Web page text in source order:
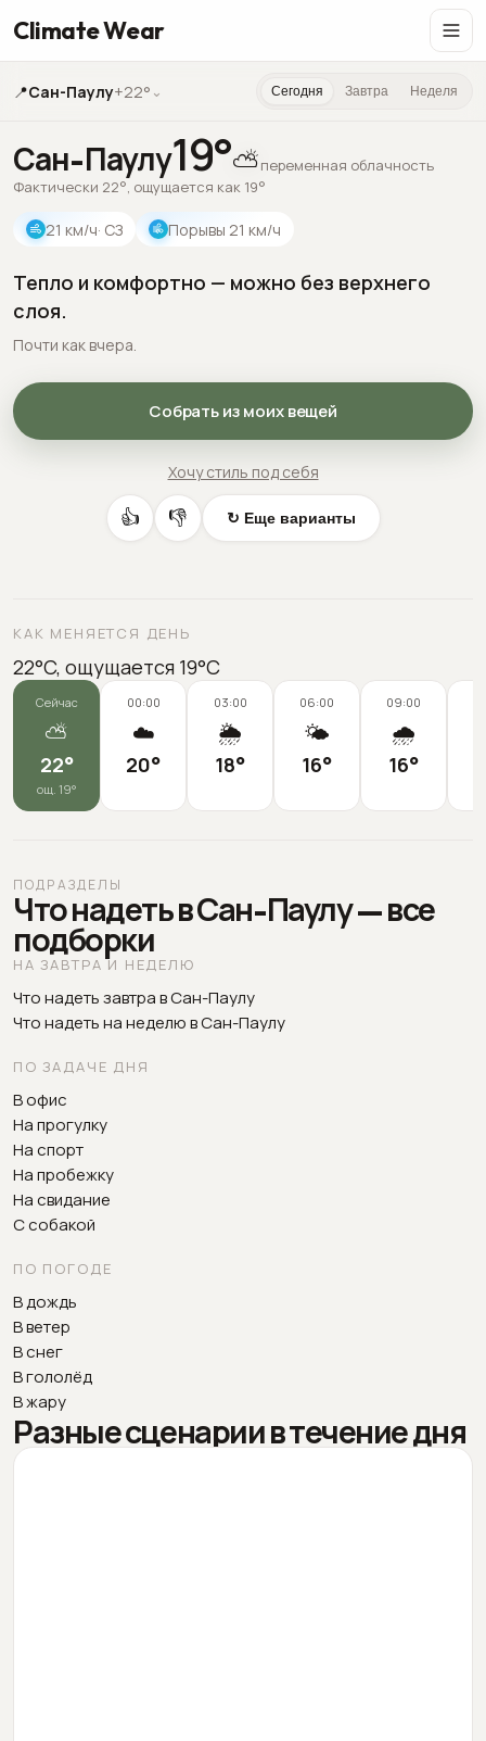
Climate Wear
📍Сан-Паулу+22° ⌄ Сегодня Завтра Неделя
Сан-Паулу19°⛅переменная облачность
Фактически 22°, ощущается как 19°
21 км/ч· СЗ Порывы 21 км/ч
Тепло и комфортно — можно без верхнего
слоя.
Почти как вчера.
Собрать из моих вещей
Хочу стиль под себя
👍 👎 ↻ Еще варианты
КАК МЕНЯЕТСЯ ДЕНЬ
22°C, ощущается 19°C
Сейчас
⛅
22°
ощ. 19°
00:00
☁️
20°
03:00
🌦️
18°
06:00
🌤️
16°
09:00
🌧️
16°
ПОДРАЗДЕЛЫ
Что надеть в Сан-Паулу — все
подборки
НА ЗАВТРА И НЕДЕЛЮ
Что надеть завтра в Сан-Паулу
Что надеть на неделю в Сан-Паулу
ПО ЗАДАЧЕ ДНЯ
В офис
На прогулку
На спорт
На пробежку
На свидание
С собакой
ПО ПОГОДЕ
В дождь
В ветер
В снег
В гололёд
В жару
Разные сценарии в течение дня